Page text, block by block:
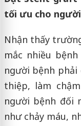
tối ưu cho
Nhận thấy
mắc nhiều
người bệnh
thiệp, làm
người bệnh đối
như chảy máu,